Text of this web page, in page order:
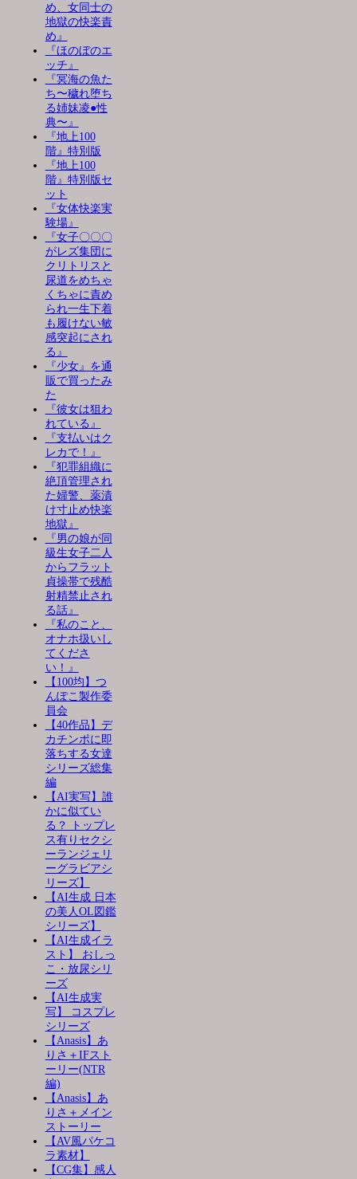
め、女同士の
地獄の快楽責
め』
『ほのぼのエ
ッチ』
『冥海の魚た
ち〜穢れ堕ち
る姉妹凌●性
典〜』
『地上100
階』特別版
『地上100
階』特別版セ
ット
『女体快楽実
験場』
『女子〇〇〇
がレズ集団に
クリトリスと
尿道をめちゃ
くちゃに責め
られ一生下着
も履けない敏
感突起にされ
る』
『少女』を通
販で買ったみ
た
『彼女は狙わ
れている』
『支払いはク
レカで！』
『犯罪組織に
絶頂管理され
た婦警、薬漬
け寸止め快楽
地獄』
『男の娘が同
級生女子二人
からフラット
貞操帯で残酷
射精禁止され
る話』
『私のこと、
オナホ扱いし
てくださ
い！』
【100均】つ
んぽこ製作委
員会
【40作品】デ
カチンポに即
落ちする女達
シリーズ総集
編
【AI実写】誰
かに似てい
る？ トップレ
ス有りセクシ
ーランジェリ
ーグラビアシ
リーズ】
【AI生成 日本
の美人OL図鑑
シリーズ】
【AI生成イラ
スト】 おしっ
こ・放尿シリ
ーズ
【AI生成実
写】 コスプレ
シリーズ
【Anasis】あ
りさ＋IFスト
ーリー(NTR
編)
【Anasis】あ
りさ＋メイン
ストーリー
【AV風パケコ
ラ素材】
【CG集】感人